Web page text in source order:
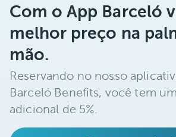
Com o App Barceló
melhor preço na
mão.
Reservando no nosso
Barceló Benefits, você tem
adicional de 5%.